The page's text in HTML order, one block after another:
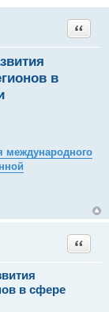
в
Цитата
международного
в сфере
Цитата